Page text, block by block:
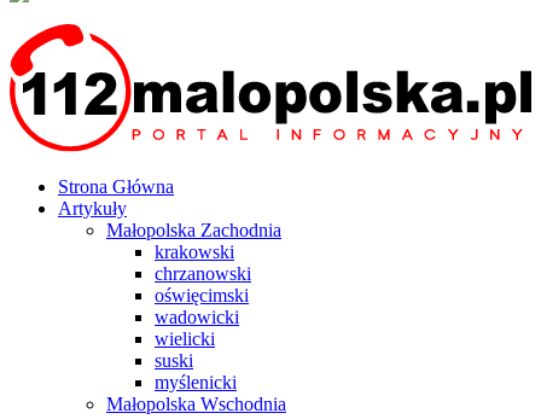
Strona Główna
Artykuły
Małopolska Zachodnia
krakowski
chrzanowski
oświęcimski
wadowicki
wielicki
suski
myślenicki
Małopolska Wschodnia